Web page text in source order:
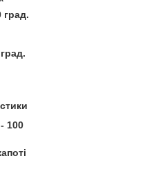
град.
100